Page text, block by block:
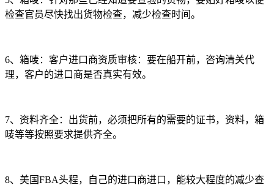
检查官员尽快找出货物检查，减少检查时间。
6、箱唛：客户进口商资质审核：要在船开前，咨询清关代
理，客户的进口商是否真实有效。
7、资料齐全：出货前，必须把所有的需要的证书，资料，箱
唛等等按照要求提供齐全。
8、美国FBA头程，自己的进口商进口，能较大程度的减少查